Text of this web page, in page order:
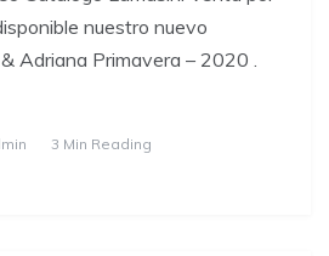
nuestro nuevo
Adriana Primavera – 2020 .
3 Min Reading